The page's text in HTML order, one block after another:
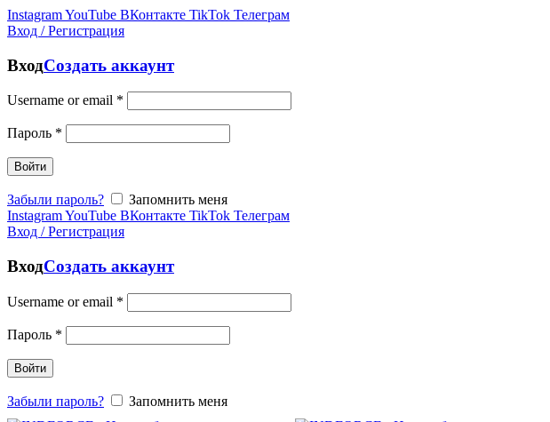
InstagramYouTube ВКонтакте TikTok Телеграм
Вход / Регистрация
ВходСоздать аккаунт
Username or email *
Пароль *
Войти
Забыли пароль?
Запомнить меня
InstagramYouTube ВКонтакте TikTok Телеграм
Вход / Регистрация
ВходСоздать аккаунт
Username or email *
Пароль *
Войти
Забыли пароль? Запомнить меня